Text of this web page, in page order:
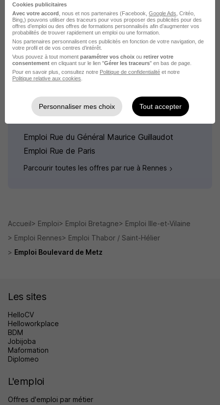
Emploi Boulevard de Metz
Emploi Rennes
Emploi Thabor / Saint-Hélier
L'emploi par rue pour le quartier
Thabor / Saint-Hélier
Emploi Rue du Général Maurice Guillaudot
Emploi Rue de Paris
Parcourir toutes les offres par rue à Rennes
Accueil Emploi Emploi Bretagne
Emploi Ille-et-Vilaine
Emploi Rennes
Emploi Thabor / Saint-Hélier
Emploi Boulevard de Metz
Les sites
HelloCV
Helloworkplace
BDM
Jobijoba
Maformation
Diplomeo
L'emploi
Offres d'emploi par métier
Cookies publicitaires
Avec votre accord , nous et nos partenaires (Facebook, Google Ads , Critéo,
Bing,) pouvons utiliser des traceurs pour vous proposer des publicités pour des
offres d’emploi ou des offres de formations personnalisés afin d’augmenter vos
probabilités de trouver rapidement un emploi ou une formation.
Nos partenaires personnalisent ces publicités en fonction de votre navigation, de
votre profil et de vos centres d’intérêt.
Vous pouvez à tout moment paramétrer vos choix ou retirer votre
consentement en cliquant sur le lien "Gérer les traceurs" en bas de page.
Pour en savoir plus, consultez notre Politique de confidentialité et notre
Politique relative aux cookies
Personnaliser mes choix Tout accepter